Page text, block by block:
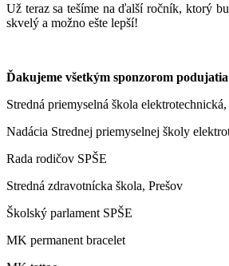
Už teraz sa tešíme na ďalší ročník, ktorý
skvelý a možno ešte lepší!
Ďakujeme všetkým sponzorom
Stredná priemyselná škola
Nadácia Strednej priemyselnej školy
Rada rodičov SPŠE
Stredná zdravotnícka škola, Prešov
Školský parlament SPŠE
MK permanent bracelet